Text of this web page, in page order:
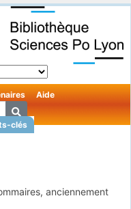
clés
Aide
anciennement